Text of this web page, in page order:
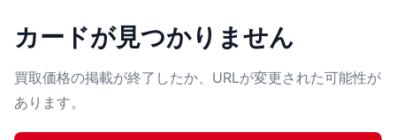
カードが見つかりません
買取価格の掲載が終了したか、URLが変更された可能性が
あります。